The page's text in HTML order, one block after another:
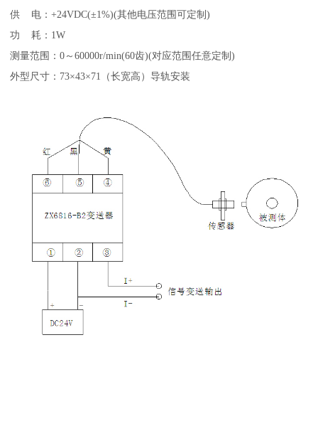
供 电：+24VDC(±1%)(其他电压范围可定制)
功 耗：1W
测量范围：0～60000r/min(60齿)(对应范围任意定制)
外型尺寸：73×43×71（长宽高）导轨安装